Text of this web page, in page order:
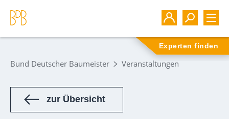
Experten finden
Bund Deutscher Baumeister Veranstaltungen
zur Übersicht